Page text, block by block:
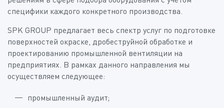
специфики каждого конкретного производства.
SPK GROUP предлагает весь спектр услуг по подготовке
поверхностей окраске, дробеструйной обработке и
проектированию промышленной вентиляции на
предприятиях. В рамках данного направления мы
осуществляем следующее:
промышленный аудит;